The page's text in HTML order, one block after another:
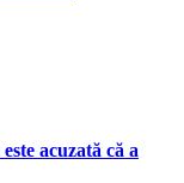
acuzată că a